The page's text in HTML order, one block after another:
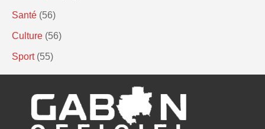
Santé (56)
Culture (56)
Sport (55)